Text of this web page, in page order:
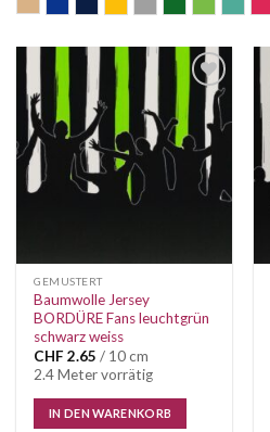
Auf die
Wunschliste
GEMUSTERT
Baumwolle Jersey
BORDÜRE Fans leuchtgrün
schwarz weiss
CHF 2.65 / 10 cm
2.4 Meter vorrätig
IN DEN WARENKORB